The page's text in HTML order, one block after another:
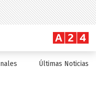
Últimas Noticias